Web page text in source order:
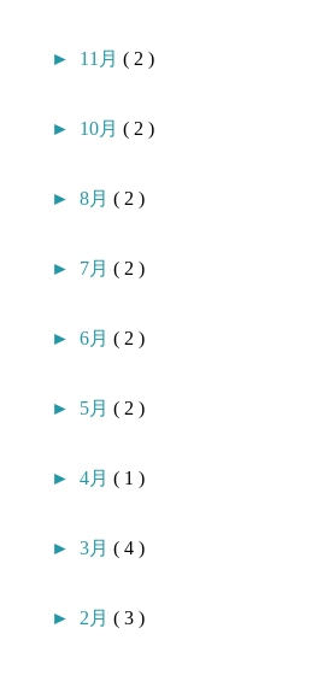
► 11月( 2 )
► 10月( 2 )
►8月( 2 )
► 7月( 2 )
►6月( 2 )
► 5月( 2 )
►4月( 1 )
►3月( 4 )
► 2月( 3 )